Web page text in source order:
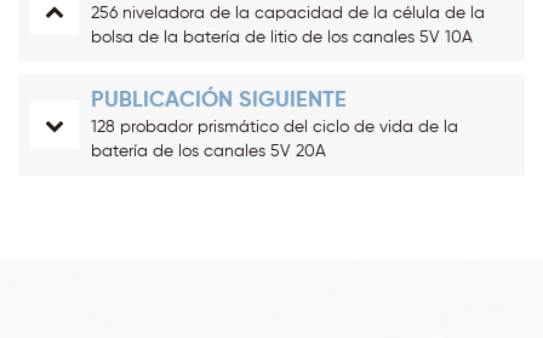
256 niveladora de la capacidad de la célula de la
bolsa de la batería de litio de los canales 5V 10A
PUBLICACIÓN SIGUIENTE
128 probador prismático del ciclo de vida de la
batería de los canales 5V 20A